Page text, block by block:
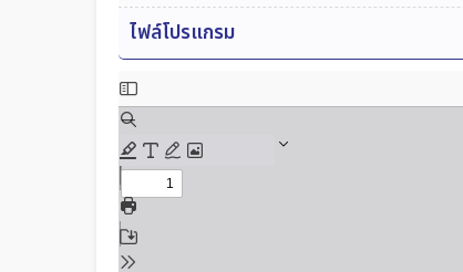
21 ต.ค. 69 - 25 ต.ค. 69
22 ต.ค. 69 - 26 ต.ค. 69
28 ต.ค. 69 - 01 พ.ย. 69
ไฟล์โปรแกรม